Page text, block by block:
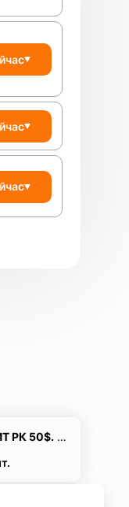
РК 50$.